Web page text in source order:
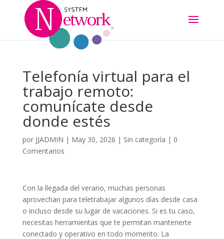
Telefonía virtual para el
trabajo remoto:
comunícate desde
donde estés
por JJADMIN | May 30, 2026 | Sin categoría | 0
Comentarios
Con la llegada del verano, muchas personas
aprovechan para teletrabajar algunos días desde casa
o incluso desde su lugar de vacaciones. Si es tu caso,
necesitas herramientas que te permitan mantenerte
conectado y operativo en todo momento. La